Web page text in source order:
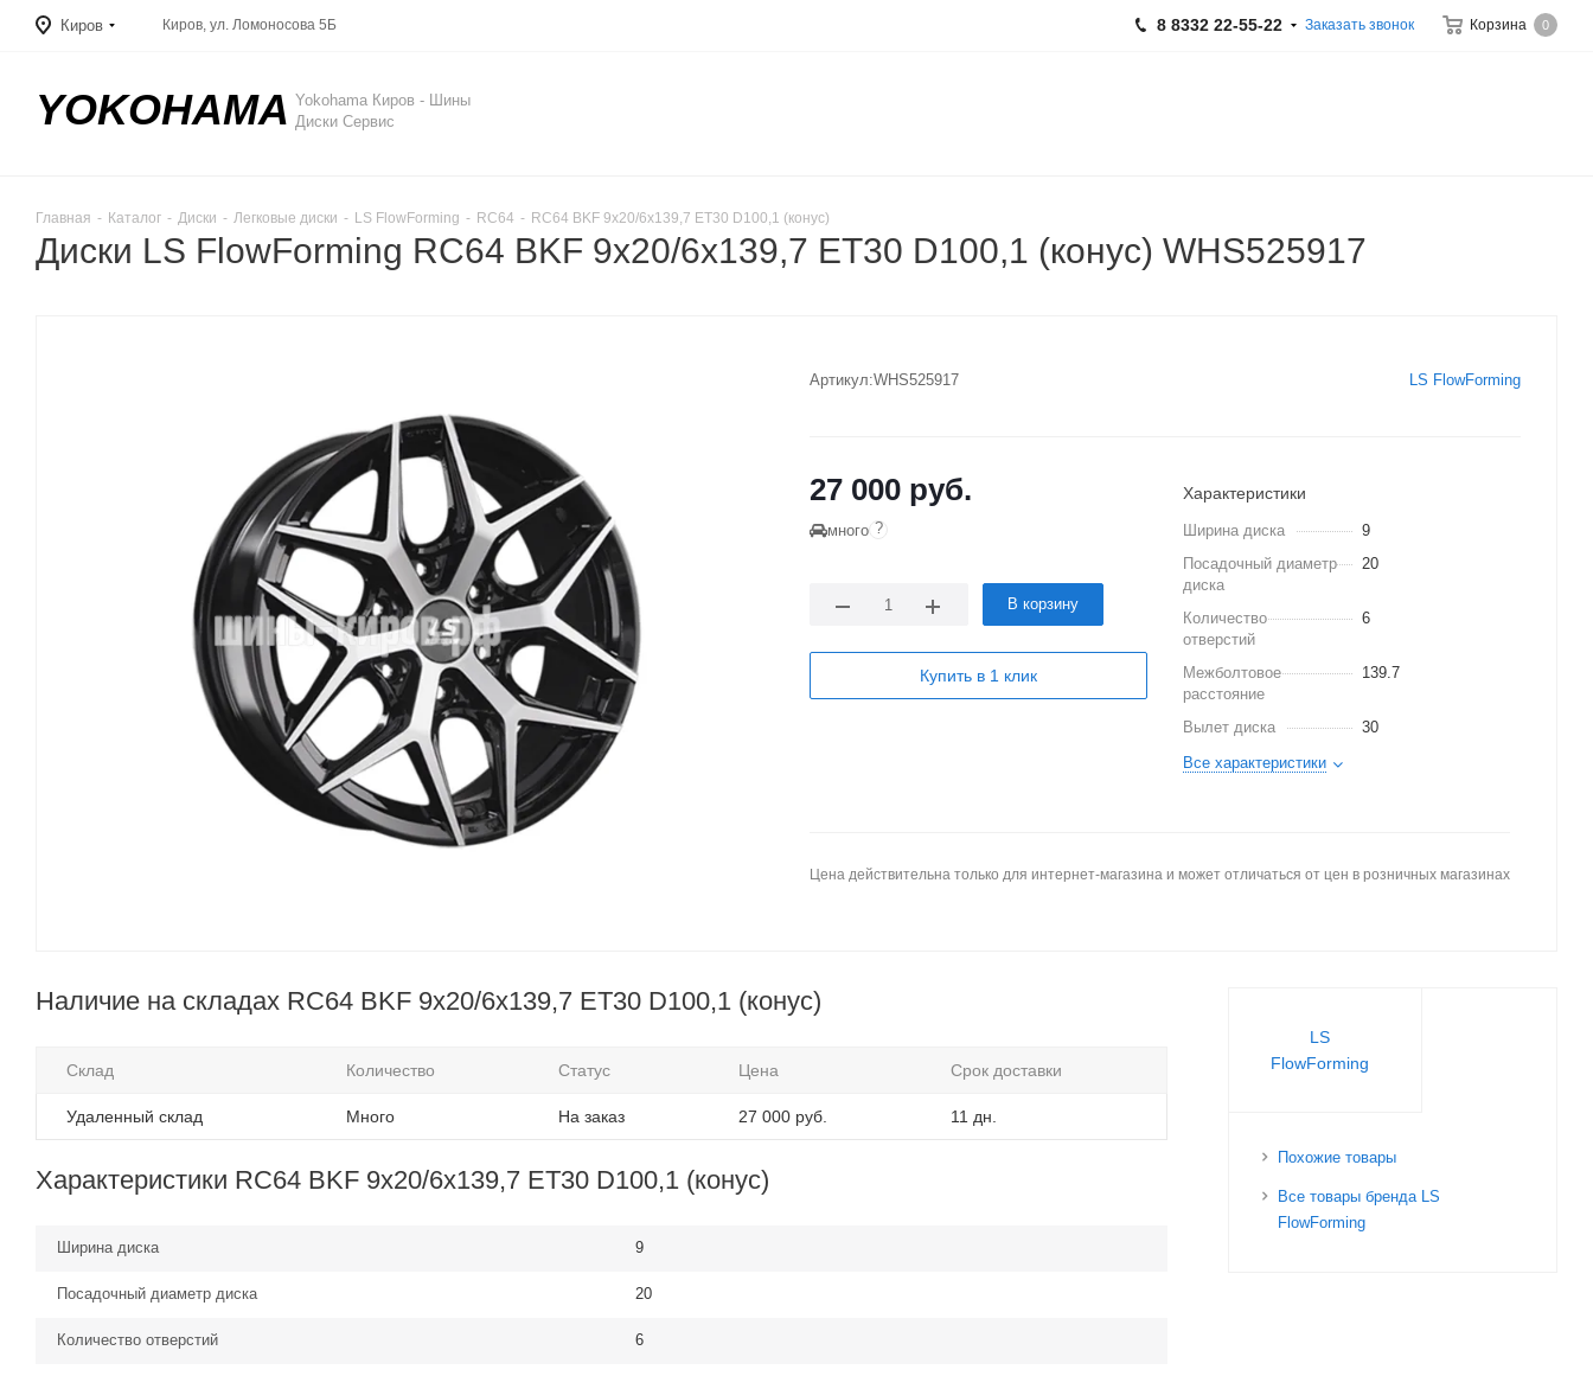
Киров Корзина 0
Киров, ул. Ломоносова 5Б 8 8332 22-55-22 Заказать звонок
YOKOHAMA Yokohama Киров - Шины
Диски Сервис
Главная - Каталог - Диски - Легковые диски - LS FlowForming - RC64 - RC64 BKF 9x20/6x139,7 ET30 D100,1 (конус)
Диски LS FlowForming RC64 BKF 9x20/6x139,7 ET30 D100,1 (конус) WHS525917
Артикул:WHS525917 LS FlowForming
27 000 руб.
много ?
В корзину
Купить в 1 клик
Характеристики
Ширина диска
9
Посадочный диаметр
диска
20
Количество
отверстий
6
Межболтовое
расстояние
139.7
Вылет диска
30
Все характеристики
Цена действительна только для интернет-магазина и может отличаться от цен в розничных магазинах
Наличие на складах RC64 BKF 9x20/6x139,7 ET30 D100,1 (конус)
Склад Количество Статус Цена Срок доставки
Удаленный склад Много На заказ 27 000 руб. 11 дн.
Характеристики RC64 BKF 9x20/6x139,7 ET30 D100,1 (конус)
Ширина диска 9
Посадочный диаметр диска 20
Количество отверстий 6
LS
FlowForming
Похожие товары
Все товары бренда LS
FlowForming